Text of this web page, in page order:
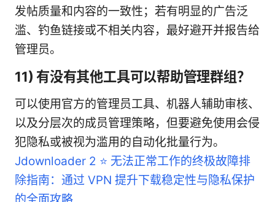
发帖质量和内容的一致性；若有明显的广告泛
滥、钓鱼链接或不相关内容，最好避开并报告给
管理员。
11) 有没有其他工具可以帮助管理群组？
可以使用官方的管理员工具、机器人辅助审核、
以及分层次的成员管理策略，但要避免使用会侵
犯隐私或被视为滥用的自动化批量行为。
Jdownloader 2 ⭐ 无法正常工作的终极故障排
除指南：通过 VPN 提升下载稳定性与隐私保护
的全面攻略